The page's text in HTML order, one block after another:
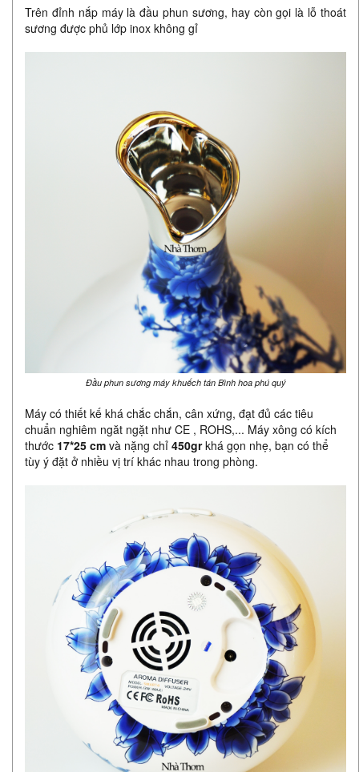
Trên đỉnh nắp máy là đầu phun sương, hay còn gọi là lỗ thoát
sương được phủ lớp inox không gỉ
Đầu phun sương máy khuếch tán Bình hoa phú quý
Máy có thiết kế khá chắc chắn, cân xứng, đạt đủ các tiêu
chuẩn nghiêm ngăt ngặt như CE , ROHS,... Máy xông có kích
thước 17*25 cm và nặng chỉ 450grkhá gọn nhẹ, bạn có thể
tùy ý đặt ở nhiều vị trí khác nhau trong phòng.